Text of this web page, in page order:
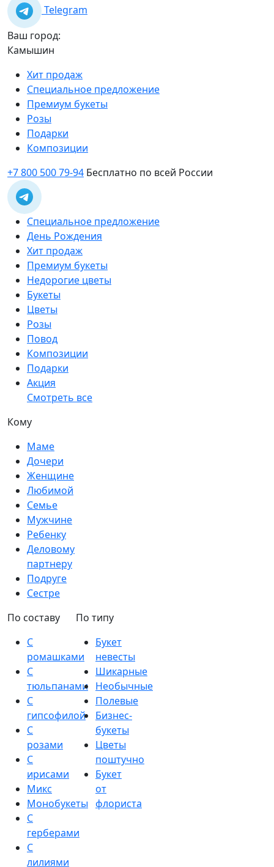
Telegram
Ваш город:
Камышин
Хит продаж
Специальное предложение
Премиум букеты
Розы
Подарки
Композиции
+7 800 500 79-94 Бесплатно по всей России
Специальное предложение
День Рождения
Хит продаж
Премиум букеты
Недорогие цветы
Букеты
Цветы
Розы
Повод
Композиции
Подарки
Акция
Смотреть все
Кому
Маме
Дочери
Женщине
Любимой
Семье
Мужчине
Ребенку
Деловому
партнеру
Подруге
Сестре
По составу
С
ромашками
С
тюльпанами
С
гипсофилой
С
розами
С
ирисами
Микс
Монобукеты
С
герберами
С
лилиями
По типу
Букет
невесты
Шикарные
Необычные
Полевые
Бизнес-
букеты
Цветы
поштучно
Букет
от
флориста